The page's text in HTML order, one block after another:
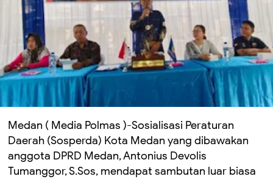
Medan ( Media Polmas )-Sosialisasi Peraturan
Daerah (Sosperda) Kota Medan yang dibawakan
anggota DPRD Medan, Antonius Devolis
Tumanggor, S.Sos, mendapat sambutan luar biasa